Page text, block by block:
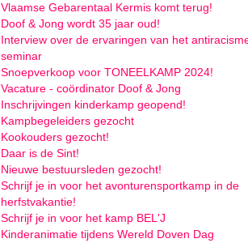
Vlaamse Gebarentaal Kermis komt terug!
Doof & Jong wordt 35 jaar oud!
Interview over de ervaringen van het
seminar
Snoepverkoop voor TONEELKAMP 2024!
Vacature - coördinator Doof & Jong
Inschrijvingen kinderkamp geopend!
Kampbegeleiders gezocht
Kookouders gezocht!
Daar is de Sint!
Nieuwe bestuursleden gezocht!
Schrijf je in voor het avonturensportkamp in de
herfstvakantie!
Schrijf je in voor het kamp BEL'J
Kinderanimatie tijdens Wereld Doven Dag